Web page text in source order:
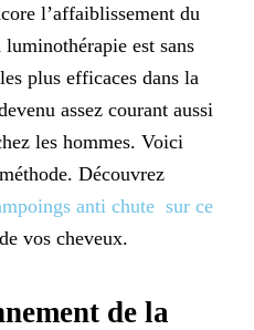
l’affaiblissement du
est sans
plus efficaces dans la
assez courant aussi
les hommes. Voici
Découvrez
anti chute sur ce
vos cheveux.
de la